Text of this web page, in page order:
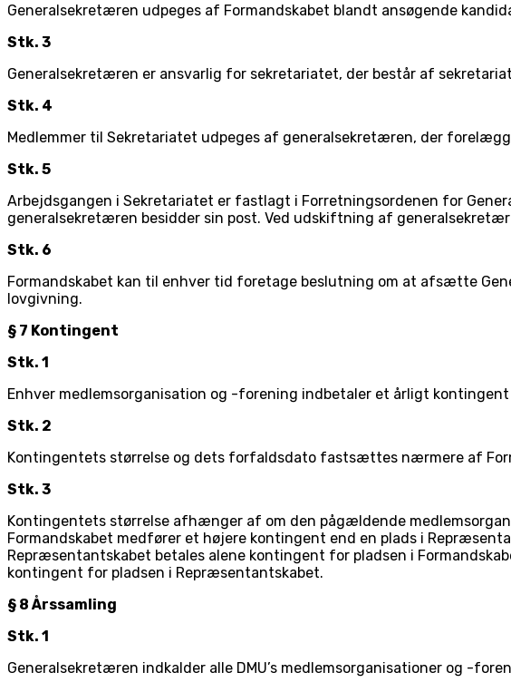
Generalsekretæren udpeges af Formandskabet blandt ansøgende
Stk. 3
Generalsekretæren er ansvarlig for sekretariatet, der består af
Stk. 4
Medlemmer til Sekretariatet udpeges af generalsekretæren, der
Stk. 5
Arbejdsgangen i Sekretariatet er fastlagt i Forretningsordenen for
generalsekretæren besidder sin post. Ved udskiftning af
Stk. 6
Formandskabet kan til enhver tid foretage beslutning om at afsætte
lovgivning.
§ 7 Kontingent
Stk. 1
Enhver medlemsorganisation og -forening indbetaler et årligt kontingent
Stk. 2
Kontingentets størrelse og dets forfaldsdato fastsættes nærmere af
Stk. 3
Kontingentets størrelse afhænger af om den pågældende
Formandskabet medfører et højere kontingent end en plads i
Repræsentantskabet betales alene kontingent for pladsen i
kontingent for pladsen i Repræsentantskabet.
§ 8 Årssamling
Stk. 1
Generalsekretæren indkalder alle DMU’s medlemsorganisationer og -